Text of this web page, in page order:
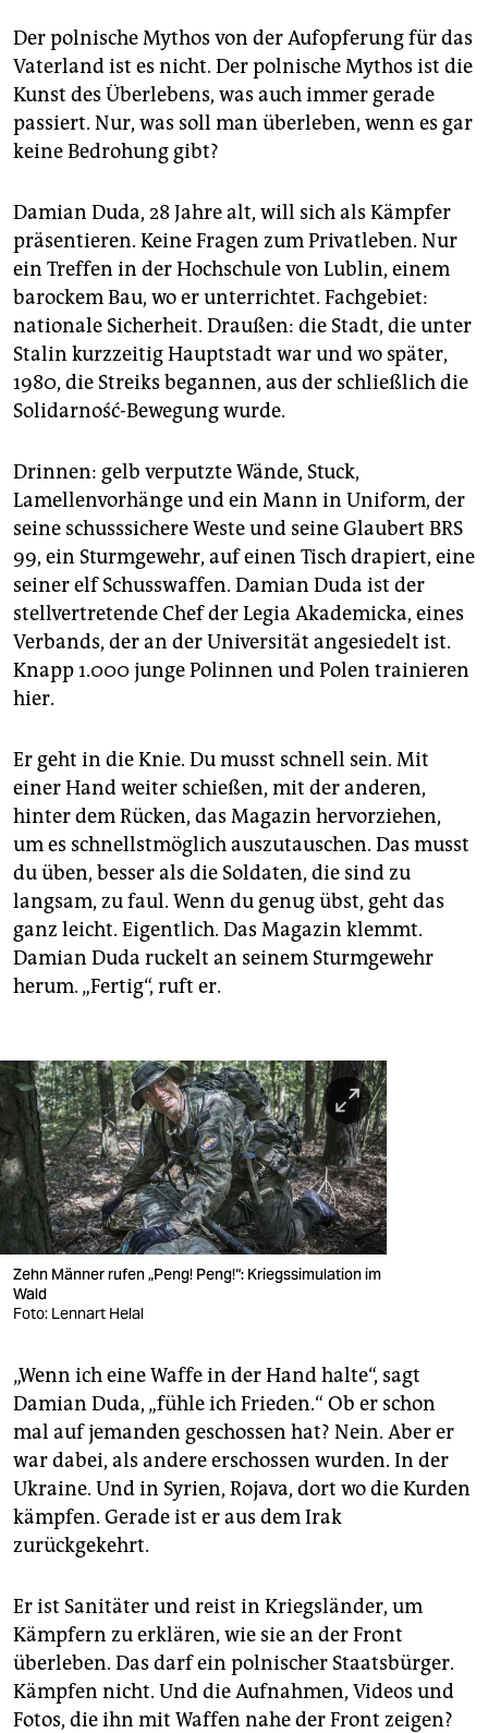
Der polnische Mythos von der Aufopferung für das
Vaterland ist es nicht. Der polnische Mythos ist die
Kunst des Überlebens, was auch immer gerade
passiert. Nur, was soll man überleben, wenn es gar
keine Bedrohung gibt?
Damian Duda, 28 Jahre alt, will sich als Kämpfer
präsentieren. Keine Fragen zum Privatleben. Nur
ein Treffen in der Hochschule von Lublin, einem
barockem Bau, wo er unterrichtet. Fachgebiet:
nationale Sicherheit. Draußen: die Stadt, die unter
Stalin kurzzeitig Hauptstadt war und wo später,
1980, die Streiks begannen, aus der schließlich die
Solidarność-Bewegung wurde.
Drinnen: gelb verputzte Wände, Stuck,
Lamellenvorhän­ge und ein Mann in Uniform, der
seine schusssichere Weste und seine Glaubert BRS
99, ein Sturmgewehr, auf einen Tisch drapiert, eine
seiner elf Schusswaffen. Damian Duda ist der
stellvertretende Chef der Legia Akademicka, eines
Verbands, der an der Universität angesiedelt ist.
Knapp 1.000 junge Polinnen und Polen trainieren
hier.
Er geht in die Knie. Du musst schnell sein. Mit
einer Hand weiter schießen, mit der anderen,
hinter dem Rücken, das Magazin hervorziehen,
um es schnellstmöglich auszutauschen. Das musst
du üben, besser als die Soldaten, die sind zu
langsam, zu faul. Wenn du genug übst, geht das
ganz leicht. Eigentlich. Das Magazin klemmt.
Damian Duda ruckelt an seinem Sturmgewehr
herum. „Fertig“, ruft er.
Zehn Männer rufen „Peng! Peng!“: Kriegssimulation im
Wald
Foto: Lennart Helal
„Wenn ich eine Waffe in der Hand halte“, sagt
Damian Duda, „fühle ich Frieden.“ Ob er schon
mal auf jemanden geschossen hat? Nein. Aber er
war dabei, als andere erschossen wurden. In der
Ukraine. Und in Syrien, Rojava, dort wo die Kurden
kämpfen. Gerade ist er aus dem Irak
zurückgekehrt.
Er ist Sanitäter und reist in Kriegsländer, um
Kämpfern zu erklären, wie sie an der Front
überleben. Das darf ein polnischer Staatsbürger.
Kämpfen nicht. Und die Aufnahmen, Videos und
Fotos, die ihn mit Waffen nahe der Front zeigen?